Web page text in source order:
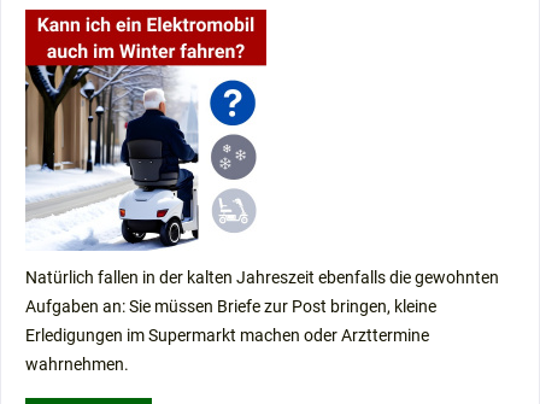
Natürlich fallen in der kalten Jahreszeit ebenfalls die gewohnten
Aufgaben an: Sie müssen Briefe zur Post bringen, kleine
Erledigungen im Supermarkt machen oder Arzttermine
wahrnehmen.